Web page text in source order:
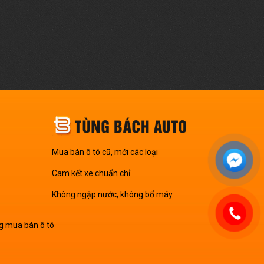
Mua bán ô tô cũ, mới các loại
Cam kết xe chuẩn chỉ
Không ngập nước, không bổ máy
mua bán ô tô